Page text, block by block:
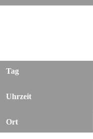
Tag
Uhrzeit
Ort